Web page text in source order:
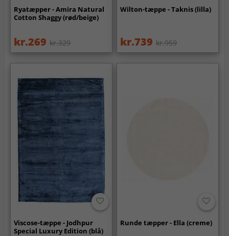
Ryatæpper - Amira Natural
Cotton Shaggy (rød/beige)
kr.269 kr.329
Wilton-tæppe - Taknis (lilla)
kr.739 kr.959
Viscose-tæppe - Jodhpur
Special Luxury Edition (blå)
Runde tæpper - Ella (creme)